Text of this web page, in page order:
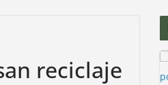
reciclaje